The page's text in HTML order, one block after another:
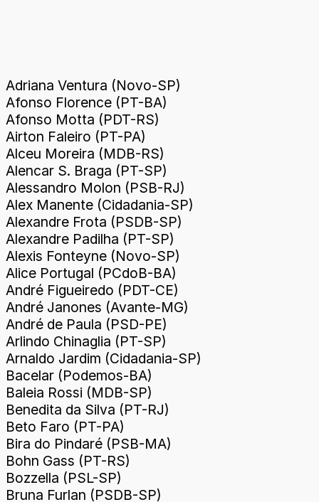
Adriana Ventura (Novo-SP)
Afonso Florence (PT-BA)
Afonso Motta (PDT-RS)
Airton Faleiro (PT-PA)
Alceu Moreira (MDB-RS)
Alencar S. Braga (PT-SP)
Alessandro Molon (PSB-RJ)
Alex Manente (Cidadania-SP)
Alexandre Frota (PSDB-SP)
Alexandre Padilha (PT-SP)
Alexis Fonteyne (Novo-SP)
Alice Portugal (PCdoB-BA)
André Figueiredo (PDT-CE)
André Janones (Avante-MG)
André de Paula (PSD-PE)
Arlindo Chinaglia (PT-SP)
Arnaldo Jardim (Cidadania-SP)
Bacelar (Podemos-BA)
Baleia Rossi (MDB-SP)
Benedita da Silva (PT-RJ)
Beto Faro (PT-PA)
Bira do Pindaré (PSB-MA)
Bohn Gass (PT-RS)
Bozzella (PSL-SP)
Bruna Furlan (PSDB-SP)